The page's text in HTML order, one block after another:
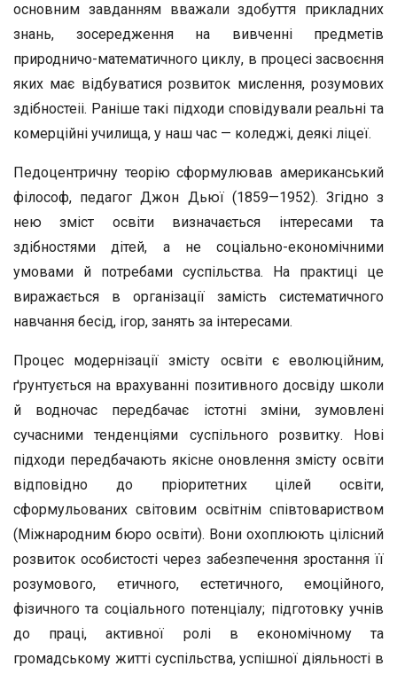
основним завданням вважали здобуття прикладних
знань, зосередження на вивченні пред­метів
природничо-математичного циклу, в процесі засвоєн­ня
яких має відбуватися розвиток мислення, розумових
здібностеіі. Раніше такі підходи сповідували реальні та
комерційні училища, у наш час — коледжі, деякі ліцеї.
Педоцентричну теорію сформулював американський
філософ, педагог Джон Дьюї (1859—1952). Згідно з
нею зміст освіти визначається інтересами та
здібностями дітей, а не соціально-економічними
умовами й потребами суспіль­ства. На практиці це
виражається в організації замість сис­тематичного
навчання бесід, ігор, занять за інтересами.
Процес модернізації змісту освіти є еволюційним,
ґрун­тується на врахуванні позитивного досвіду школи
й водно­час передбачає істотні зміни, зумовлені
сучасними тенден­ціями суспільного розвитку. Нові
підходи передбачають які­сне оновлення змісту освіти
відповідно до пріоритетних цілей освіти,
сформульованих світовим освітнім співтова­риством
(Міжнародним бюро освіти). Вони охоплюють ці­лісний
розвиток особистості через забезпечення зростання її
розумового, етичного, естетичного, емоційного,
фізично­го та соціального потенціалу; підготовку учнів
до праці, ак­тивної ролі в економічному та
громадському житті суспіль­ства, успішної діяльності в